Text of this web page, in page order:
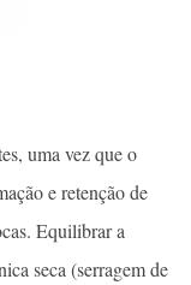
uma vez que o
e retenção de
Equilibrar a
seca (serragem de